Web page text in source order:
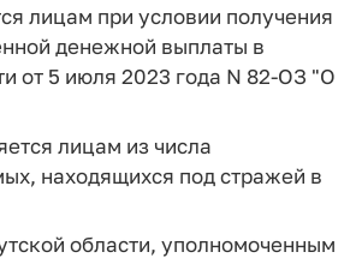
лицам при условии получения
денежной выплаты в
от 5 июля 2023 года N 82-ОЗ "О
лицам из числа
находящихся под стражей в
области, уполномоченным